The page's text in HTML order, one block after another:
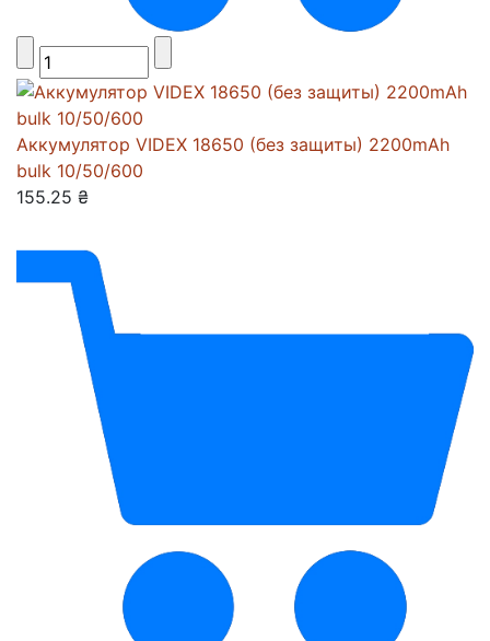
Аккумулятор VIDEX 18650 (без защиты) 2200mAh
bulk 10/50/600
155.25 ₴